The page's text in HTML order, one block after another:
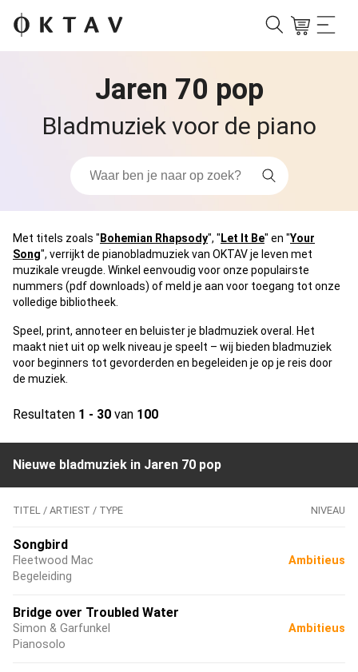
Jaren 70 pop
Bladmuziek voor de piano
Met titels zoals " Bohemian Rhapsody", " Let It Be" en "Your
Song", verrijkt de pianobladmuziek van OKTAV je leven met
muzikale vreugde. Winkel eenvoudig voor onze populairste
nummers (pdf downloads) of meld je aan voor toegang tot onze
volledige bibliotheek.
Speel, print, annoteer en beluister je bladmuziek overal. Het
maakt niet uit op welk niveau je speelt – wij bieden bladmuziek
voor beginners tot gevorderden en begeleiden je op je reis door
de muziek.
Resultaten 1 - 30 van 100
Nieuwe bladmuziek in Jaren 70 pop
TITEL / ARTIEST / TYPE NIVEAU
Songbird
Fleetwood Mac
Begeleiding
Ambitieus
Bridge over Troubled Water
Simon & Garfunkel
Pianosolo
Ambitieus